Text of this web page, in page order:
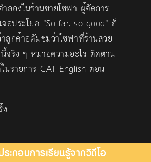
ลองในร้านขายโซฟา ผู้จัดการ
จอประโยค "So far, so good" ก็
ลูกค้าอดัมชมว่าโซฟาที่ร้านสวย
จริง ๆ หมายความอะไร ติดตาม
นรายการ CAT English ตอน
ระกอบการเรียนรู้จากวิดีโอ